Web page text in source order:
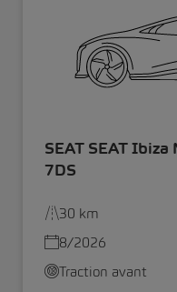
SEAT SEAT Ibiza
7DS
30 km
8/2026
Traction avant